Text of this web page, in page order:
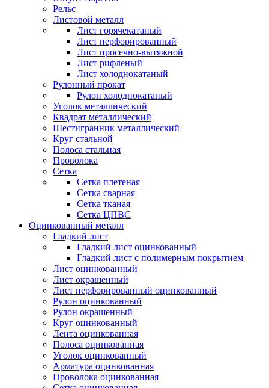
Рельс
Листовой металл
Лист горячекатаный
Лист перфорированный
Лист просечно-вытяжной
Лист рифленый
Лист холоднокатаный
Рулонный прокат
Рулон холоднокатаный
Уголок металлический
Квадрат металлический
Шестигранник металлический
Круг стальной
Полоса стальная
Проволока
Сетка
Сетка плетеная
Сетка сварная
Сетка тканая
Сетка ЦПВС
Оцинкованный металл
Гладкий лист
Гладкий лист оцинкованный
Гладкий лист с полимерным покрытием
Лист оцинкованный
Лист окрашенный
Лист перфорированный оцинкованный
Рулон оцинкованный
Рулон окрашенный
Круг оцинкованный
Лента оцинкованная
Полоса оцинкованная
Уголок оцинкованный
Арматура оцинкованная
Проволока оцинкованная